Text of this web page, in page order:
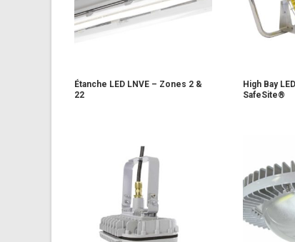
Étanche LED LNVE – Zones 2 &
22
High Bay
SafeSite®